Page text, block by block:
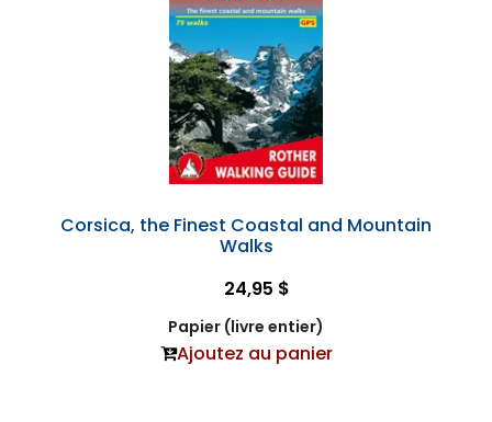
Corsica, the Finest Coastal and Mountain
Walks
24,95 $
Papier (livre entier)
Ajoutez au panier